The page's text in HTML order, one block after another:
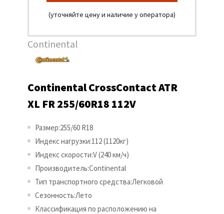
Continental
Continental CrossContact ATR
XL FR 255/60R18 112V
Размер:255/60 R18
Индекс нагрузки:112 (1120кг)
Индекс скорости:V (240 км/ч)
Производитель:Continental
Тип транспортного средства:Легковой
Сезонность:Лето
Классификация по расположению на
(уточняйте цену и наличие у оператора)